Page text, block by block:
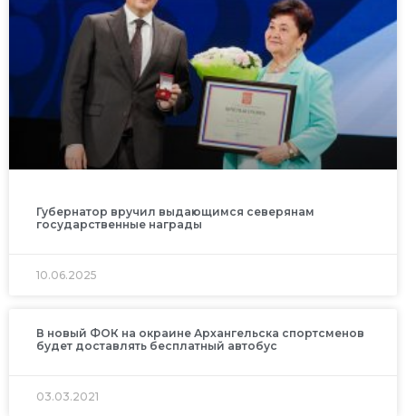
Губернатор вручил выдающимся северянам
государственные награды
10.06.2025
В новый ФОК на окраине Архангельска спортсменов
будет доставлять бесплатный автобус
03.03.2021